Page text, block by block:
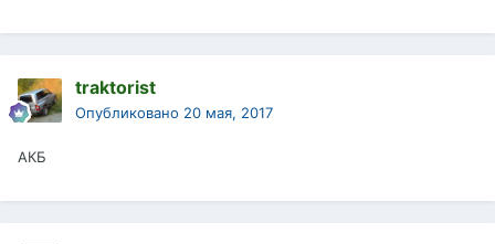
traktorist
Опубликовано 20 мая, 2017
АКБ